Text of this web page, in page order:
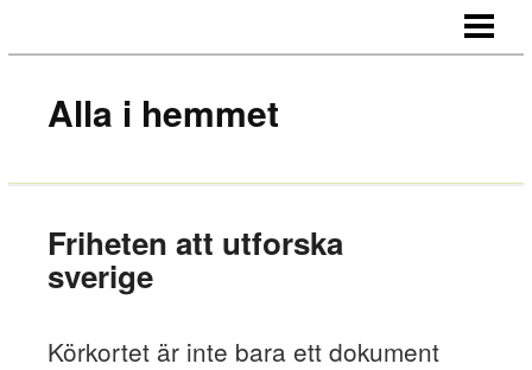
KONTAKT
Alla i hemmet
Friheten att utforska
sverige
Körkortet är inte bara ett dokument